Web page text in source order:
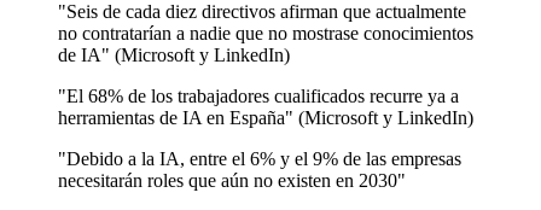
"Seis de cada diez directivos afirman que actualmente
no contratarían a nadie que no mostrase conocimientos
de IA" (Microsoft y LinkedIn)
"El 68% de los trabajadores cualificados recurre ya a
herramientas de IA en España" (Microsoft y LinkedIn)
"Debido a la IA, entre el 6% y el 9% de las empresas
necesitarán roles que aún no existen en 2030"